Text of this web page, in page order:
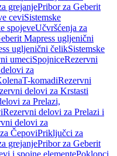
grejanjePribor za Geberit
ceviSistemske
spojeveUčvršćenja za
Mapress ugljenični
ugljenični čelikSistemske
umeciSpojniceRezervni
za
T-komadiRezervni
delovi za Krstasti
za Prelazi,
Rezervni delovi za Prelazi i
delovi za
ČepoviPriključci za
grejanjePribor za Geberit
i spojne elementePoklopci